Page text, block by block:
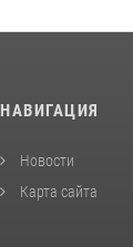
НАВИГАЦИЯ
Новости
Карта сайта